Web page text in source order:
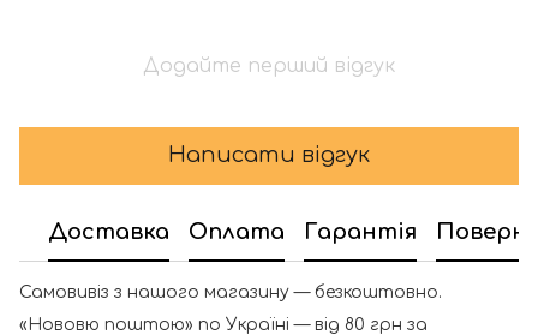
Додайте перший відгук
Написати відгук
Доставка Оплата Гарантія
Самовивіз з нашого магазину — безкоштовно.
«Нововю поштою» по Україні — від 80 грн за